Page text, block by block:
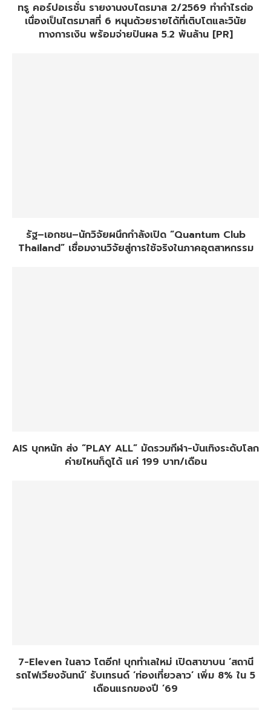
ทรู คอร์ปอเรชั่น รายงานงบไตรมาส 2/2569 ทำกำไรต่อ
เนื่องเป็นไตรมาสที่ 6 หนุนด้วยรายได้ที่เติบโตและวินัย
ทางการเงิน พร้อมจ่ายปันผล 5.2 พันล้าน [PR]
รัฐ–เอกชน–นักวิจัยผนึกกำลังเปิด “Quantum Club
Thailand” เชื่อมงานวิจัยสู่การใช้จริงในภาคอุตสาหกรรม
AIS บุกหนัก ส่ง “PLAY ALL” มัดรวมกีฬา-บันเทิงระดับโลก
ค่ายไหนก็ดูได้ แค่ 199 บาท/เดือน
7-Eleven ในลาว โตอีก! บุกทำเลใหม่ เปิดสาขาบน ‘สถานี
รถไฟเวียงจันทน์’ รับเทรนด์ ‘ท่องเที่ยวลาว’ เพิ่ม 8% ใน 5
เดือนแรกของปี ’69